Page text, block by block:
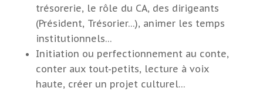
trésorerie, le rôle du CA, des dirigeants
(Président, Trésorier…), animer les temps
institutionnels…
Initiation ou perfectionnement au conte,
conter aux tout-petits, lecture à voix
haute, créer un projet culturel…